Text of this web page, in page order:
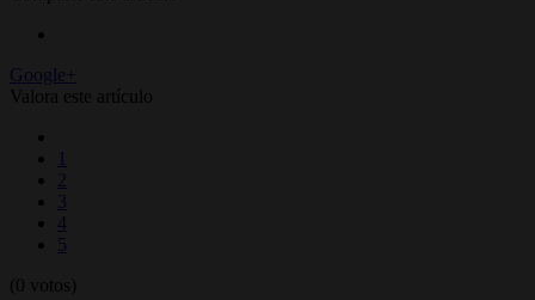
Google+
Valora este artículo
1
2
3
4
5
(0 votos)